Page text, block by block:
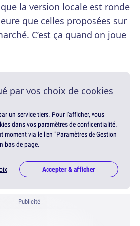
la version locale est ronde
que celles proposées sur
C’est ça quand on joue
par vos choix de cookies
un service tiers. Pour l'afficher, vous
dans vos paramètres de confidentialité.
moment via le lien "Paramètres de Gestion
bas de page.
Accepter & afficher
Publicité